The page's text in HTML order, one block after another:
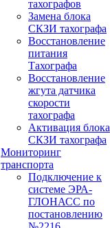
тахографов
Замена блока
СКЗИ тахографа
Восстановление
питания
Тахографа
Восстановление
жгута датчика
скорости
тахографа
Активация блока
СКЗИ тахографа
Мониторинг
транспорта
Подключение к
системе ЭРА-
ГЛОНАСС по
постановлению